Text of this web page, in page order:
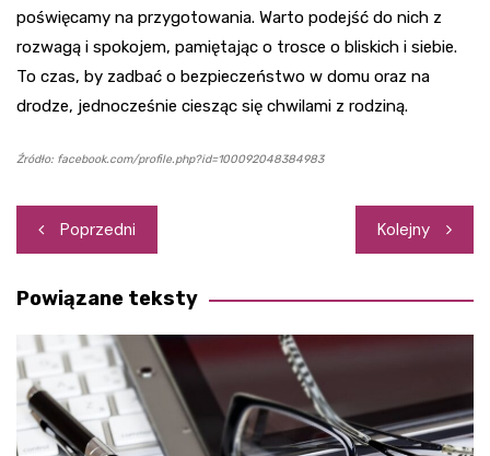
poświęcamy na przygotowania. Warto podejść do nich z
rozwagą i spokojem, pamiętając o trosce o bliskich i siebie.
To czas, by zadbać o bezpieczeństwo w domu oraz na
drodze, jednocześnie ciesząc się chwilami z rodziną.
Źródło: facebook.com/profile.php?id=100092048384983
Nawigacja
wpisu
Poprzedni Kolejny
Powiązane teksty